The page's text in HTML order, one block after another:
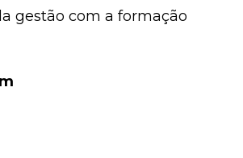
gestão com a formação